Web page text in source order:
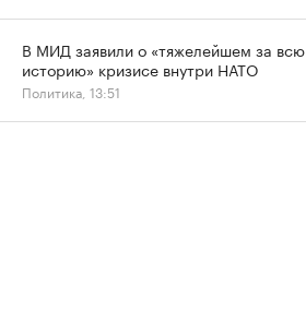
В МИД заявили о «тяжелейшем за всю
историю» кризисе внутри НАТО
Политика, 13:51